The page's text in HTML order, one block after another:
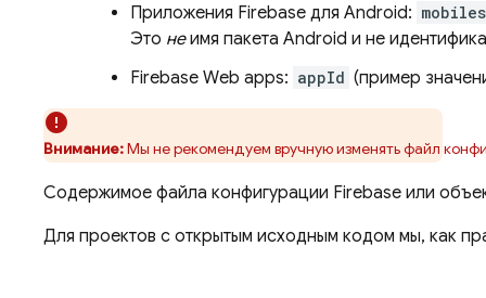
Приложения Firebase для Android:
Это неимя пакета Android и не
Firebase Web apps: appId (пример
Внимание:Мы не рекомендуем вручную изменять файл
Содержимое файла конфигурации Firebase или
Для проектов с открытым исходным кодом мы, как